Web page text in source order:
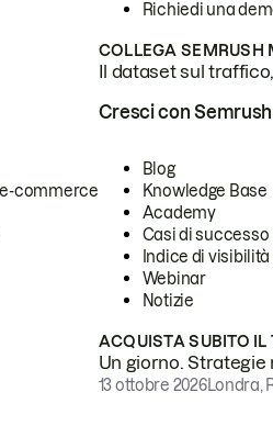
Richiedi una
COLLEGA SEMRUSH
Il dataset sul
commerce
Cresci con Semrush
Blog
Knowledge Base
Academy
Casi di successo
Indice di visibilità
Webinar
Notizie
ACQUISTA SUBITO IL
Un giorno.
13 ottobre 2026Londra,